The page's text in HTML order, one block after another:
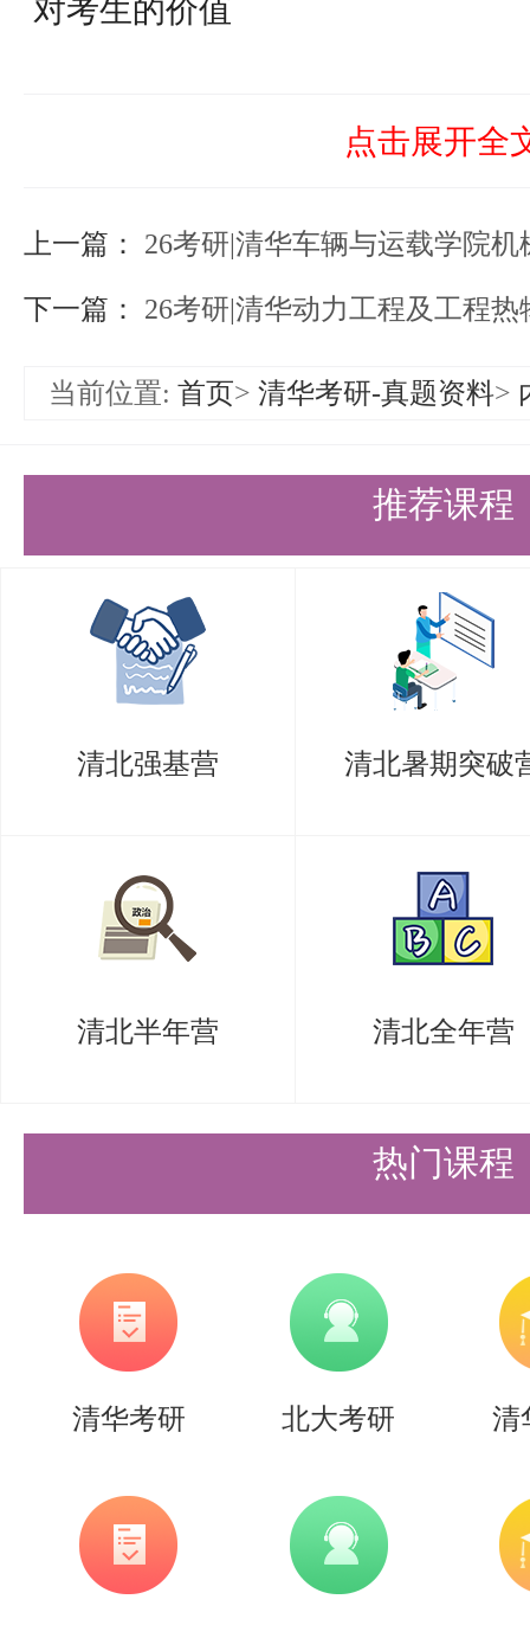
对考生的价值
这本习题解是检验学习效果、提
之处，及时进行查漏补缺。同时
程也能帮助考生更好地理解解题
考研清华，参考书的选择和学习
注清北硕博辅导的经验，拥有一
熟悉清华考研的命题规律和考试
性化的备考方案和针对性的辅导。
在备考过程中，盛世清北的老师
还会为考生提供最新的考研信息
了解考试的变化和要求。
考研清华车辆与运载学院机械工
业辅导，相信你一定能够在考研
研参考书解读】的内容，希望能
们节约时间，提高上岸的成功率！
需要说的是，考清北竞争大，压
持。盛世清北-清北考研集训营，
造，有清北先行营、清北强基营
点击展开全
上一篇： 26考研|清华车辆与运载学院
下一篇： 26考研|清华动力工程及工程
当前位置: 首页> 清华考研-真题资料>
推荐课程
清北强基营 清北暑期突破
清北半年营 清北全年营
热门课程
清华考研 北大考研 清